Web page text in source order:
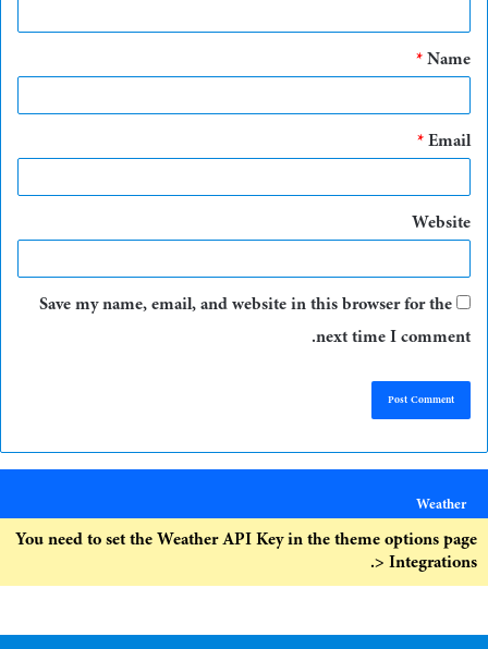
t
*
Name
*
Email
*
Website
Save my name, email, and website in this browser for the
next time I comment.
Weather
You need to set the Weather API Key in the theme options page
> Integrations.